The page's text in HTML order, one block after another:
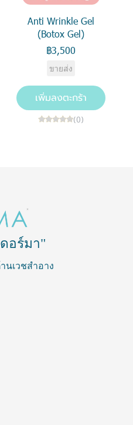
Anti Wrinkle Gel
(Botox Gel)
฿3,500
ขายส่ง
เพิ่มลงตะกร้า
(0)
อร์มา"
นเวชสำอาง